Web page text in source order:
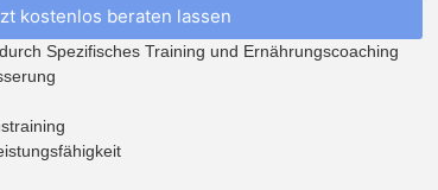
kostenlos beraten lassen
Spezifisches Training und Ernährungscoaching